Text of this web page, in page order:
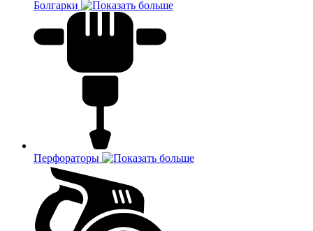
Болгарки
Перфораторы